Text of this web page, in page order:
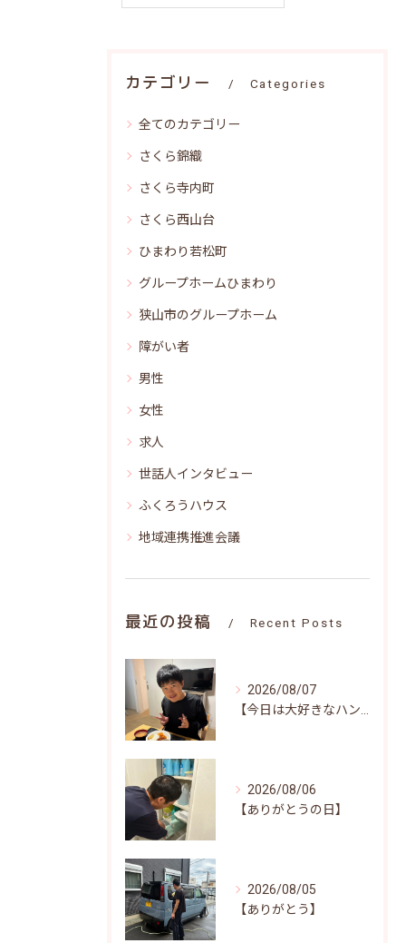
カテゴリー Categories
全てのカテゴリー
さくら錦織
さくら寺内町
さくら西山台
ひまわり若松町
グループホームひまわり
狭山市のグループホーム
障がい者
男性
女性
求人
世話人インタビュー
ふくろうハウス
地域連携推進会議
最近の投稿 Recent Posts
2026/08/07
2026/08/06
【ありがとうの日】
2026/08/05
【ありがとう】